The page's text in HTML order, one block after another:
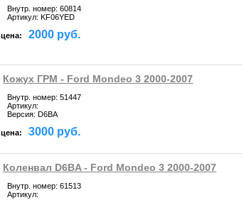
Внутр. номер: 60814
Артикул: KF06YED
цена: 2000 руб.
Кожух ГРМ - Ford Mondeo 3 2000-2007
Внутр. номер: 51447
Артикул:
Версия: D6BA
цена: 3000 руб.
Коленвал D6BA - Ford Mondeo 3 2000-2007
Внутр. номер: 61513
Артикул: